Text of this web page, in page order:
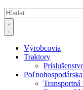
Výrobcovia
Traktory
Transportná